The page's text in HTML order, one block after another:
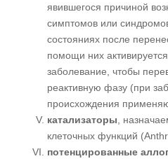
явившегося причиной
симптомов или
состояниях после
помощи них
заболевание, чтобы
реактивную фазу (при
происхождения
катализаторы ,
клеточных функций
потенцированные